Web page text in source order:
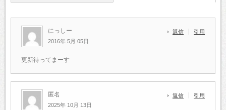
にっしー
2016年 5月 05日
返信 引用
更新待ってまーす
匿名
2025年 10月 13日
返信 引用